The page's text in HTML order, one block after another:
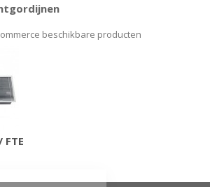
beschikbare producten
FTE